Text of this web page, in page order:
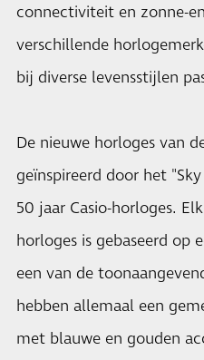
connectiviteit en zonne-
verschillende
bij diverse levensstijlen
De nieuwe horloges van
geïnspireerd door het
50 jaar Casio-horloges.
horloges is gebaseerd op
een van de
hebben allemaal een
met blauwe en gouden